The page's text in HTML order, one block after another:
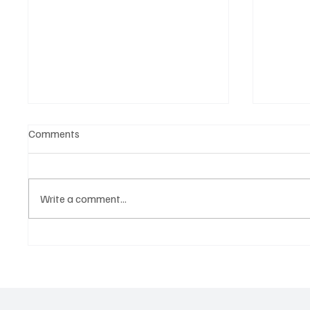
Comments
Write a comment...